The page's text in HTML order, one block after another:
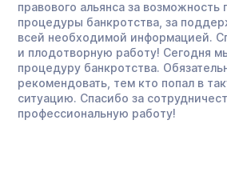
правового альянса за
процедуры банкротства, за
всей необходимой информацией.
и плодотворную работу! Сегодня
процедуру банкротства.
рекомендовать, тем кто попал в
ситуацию. Спасибо за
профессиональную работу!